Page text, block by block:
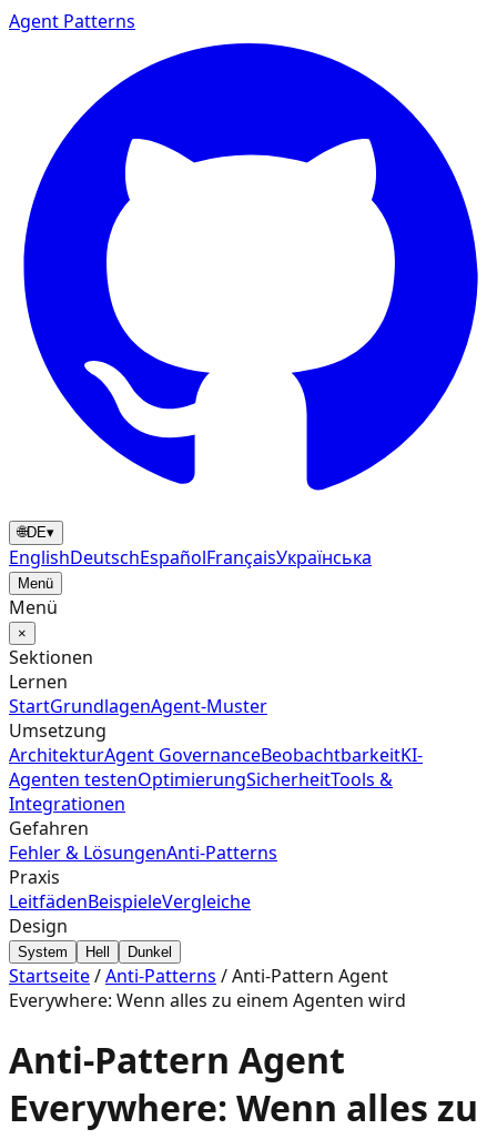
Agent Patterns
🌐DE▾
EnglishDeutschEspañolFrançaisУкраїнська
Menü
Menü
×
Sektionen
Lernen
StartGrundlagenAgent‑Muster
Umsetzung
ArchitekturAgent GovernanceBeobachtbarkeitKI-
Agenten testenOptimierungSicherheitTools &
Integrationen
Gefahren
Fehler & LösungenAnti-Patterns
Praxis
LeitfädenBeispieleVergleiche
Design
System Hell Dunkel
Startseite/Anti-Patterns /Anti-Pattern Agent
Everywhere: Wenn alles zu einem Agenten wird
Anti-Pattern Agent
Everywhere: Wenn alles zu